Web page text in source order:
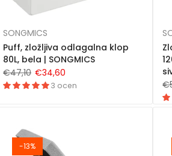
SONGMICS
Puff, zložljiva odlagalna klop
80L, bela | SONGMICS
€47,10 €34,60
3 ocen
-13%